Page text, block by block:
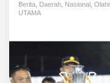
Berita Daerah Nasional
UTAMA